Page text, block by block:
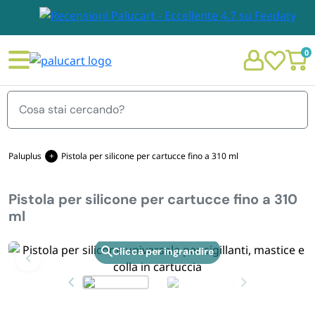
0
Menu
STOVIGLIE E TOVAGLIOLI
GIARDINO E ARREDO PER ESTERNO
IMBALLAGGIO E CANCELLERIA
Chi siamo
Personalizzazione Monouso
Paluplus Pistola per silicone per cartucce fino a 310 ml
Pistola per silicone per cartucce fino a 310
ml
Zoom